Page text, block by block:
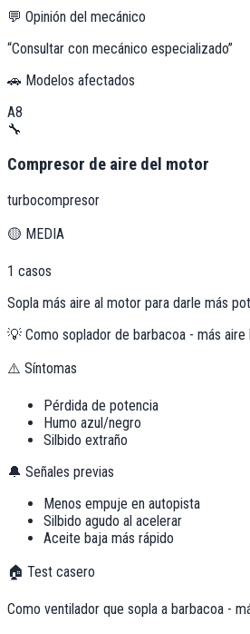
💬 Opinión del mecánico
“Consultar con mecánico especializado”
🚗 Modelos afectados
A8
🔧
Compresor de aire del motor
turbocompresor
🟡 MEDIA
1 casos
Sopla más aire al motor para darle más
💡 Como soplador de barbacoa - más
⚠️ Síntomas
Pérdida de potencia
Humo azul/negro
Silbido extraño
🔔 Señales previas
Menos empuje en autopista
Silbido agudo al acelerar
Aceite baja más rápido
🏠 Test casero
Como ventilador que sopla a barbacoa -